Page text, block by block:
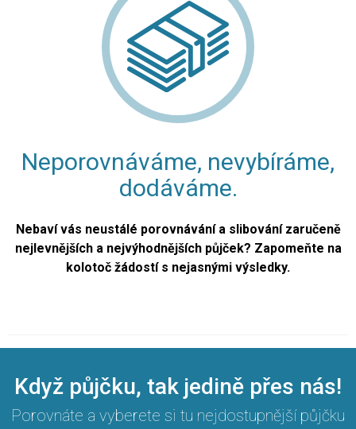
Neporovnáváme, nevybíráme,
dodáváme.
Nebaví vás neustálé porovnávání a slibování zaručeně
nejlevnějších a nejvýhodnějších půjček? Zapomeňte na
kolotoč žádostí s nejasnými výsledky.
Když půjčku, tak jedině přes nás!
Porovnáte a vyberete si tu nejdostupnější půjčku